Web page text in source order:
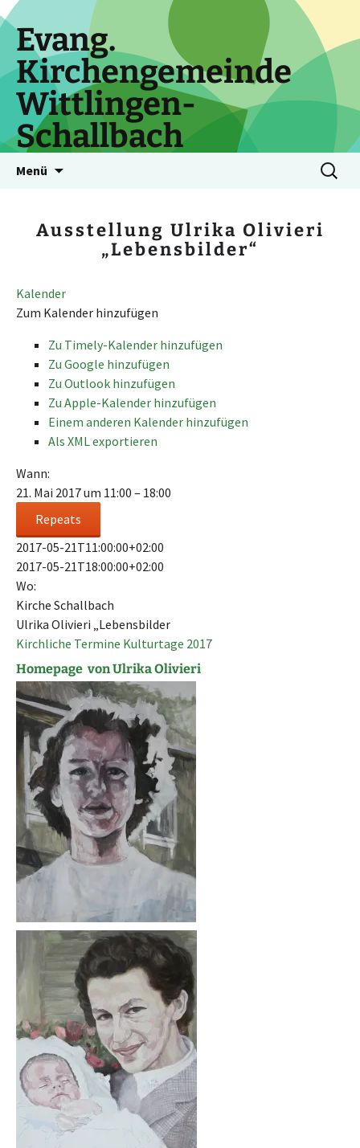
Zum
Inhalt
springen
Evang.
Kirchengemeinde
Wittlingen-
Schallbach
Menü
Suchen
nach:
Ausstellung Ulrika Olivieri
„Lebensbilder“
Kalender
Zum Kalender hinzufügen
Zu Timely-Kalender hinzufügen
Zu Google hinzufügen
Zu Outlook hinzufügen
Zu Apple-Kalender hinzufügen
Einem anderen Kalender hinzufügen
Als XML exportieren
Wann:
21. Mai 2017 um 11:00 – 18:00
Repeats
2017-05-21T11:00:00+02:00
2017-05-21T18:00:00+02:00
Wo:
Kirche Schallbach
Ulrika Olivieri „Lebensbilder
Kirchliche Termine Kulturtage 2017
Homepage von Ulrika Olivieri